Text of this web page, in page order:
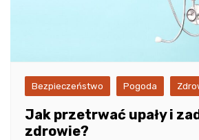
Bezpieczeństwo Pogoda
Jak przetrwać upały i
zdrowie?